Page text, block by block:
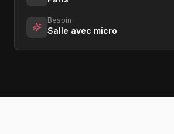
Besoin
Salle avec micro